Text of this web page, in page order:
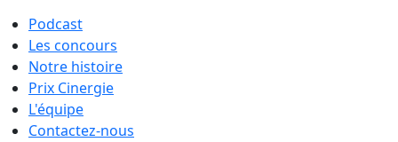
Podcast
Les concours
Notre histoire
Prix Cinergie
L'équipe
Contactez-nous